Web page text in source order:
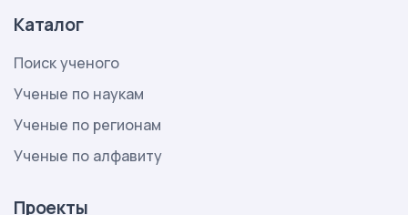
Каталог
Поиск ученого
Ученые по наукам
Ученые по регионам
Ученые по алфавиту
Проекты